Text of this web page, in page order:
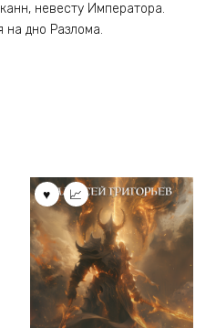
невесту Императора.
на дно Разлома.